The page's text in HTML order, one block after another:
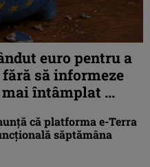
euro pentru a
să informeze
mai întâmplat ...
că platforma e-Terra
săptămâna